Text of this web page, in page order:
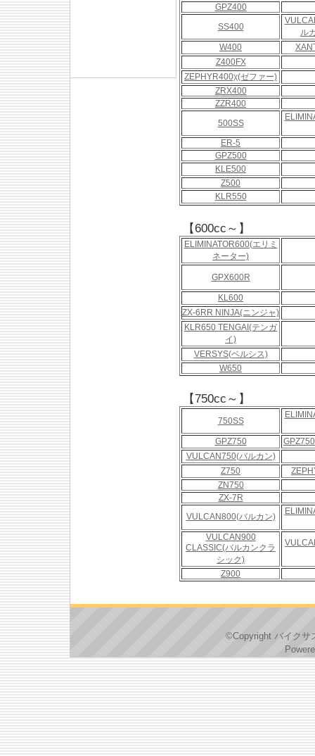
GPZ400
SS400
ル
W400
Z400FX
ZEPHYR400χ(ゼファー)
ZRX400
ZZR400
500SS
ER-5
GPZ500
KLE500
Z500
KLR550
【600cc～】
ELIMINATOR600(エリミ
ネーター)
GPX600R
KL600
ZX-6RR NINJA(ニンジャ)
KLR650 TENGAI(テンガ
イ)
VERSYS(ベルシス)
W650
【750cc～】
750SS
GPZ750
VULCAN750(バルカン)
Z750
ZN750
ZX-7R
VULCAN800(バルカン)
VULCAN900
CLASSIC(バルカンクラ
シック)
Z900
©Copyright バイクサ